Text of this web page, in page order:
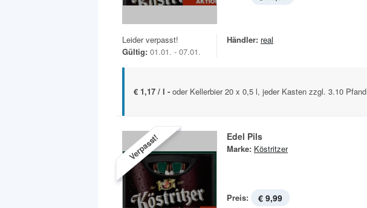
Leider verpasst!
Gültig: 01.01. - 07.01.
Händler: real
€ 1,17 / l - oder Kellerbier 20 x 0,5 l, jeder Kasten zzgl. 3.10 Pfand
Verpasst! Edel Pils
Marke: Köstritzer
Preis: € 9,99